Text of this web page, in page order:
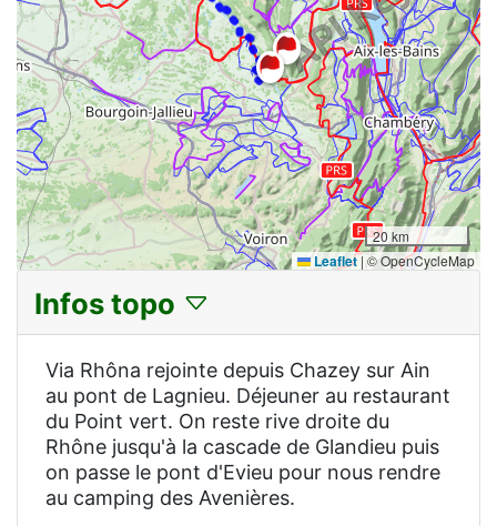
20 km
Leaflet| © OpenCycleMap
Infos topo
Via Rhôna rejointe depuis Chazey sur Ain
au pont de Lagnieu. Déjeuner au restaurant
du Point vert. On reste rive droite du
Rhône jusqu'à la cascade de Glandieu puis
on passe le pont d'Evieu pour nous rendre
au camping des Avenières.